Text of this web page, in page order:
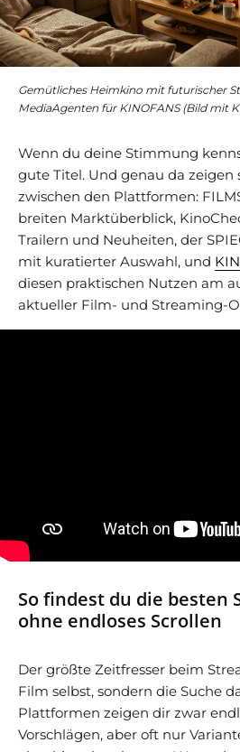
Gemütliches Heimkino mit futurischer
MediaAgenten für KINOFANS (Bild mit
Wenn du deine Stimmung
gute Titel. Und genau da zeigen
zwischen den Plattformen:
breiten Marktüberblick,
Trailern und Neuheiten, der
mit kuratierter Auswahl, und
diesen praktischen Nutzen am
aktueller Film- und Streaming-
So findest du die besten
ohne endloses Scrollen
Der größte Zeitfresser beim
Film selbst, sondern die Suche
Plattformen zeigen dir zwar
Vorschlägen, aber oft nur